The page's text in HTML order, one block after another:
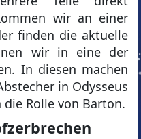
wir an einer
finden die aktuelle
wir in eine der
In diesen machen
in Odysseus
Rolle von Barton.